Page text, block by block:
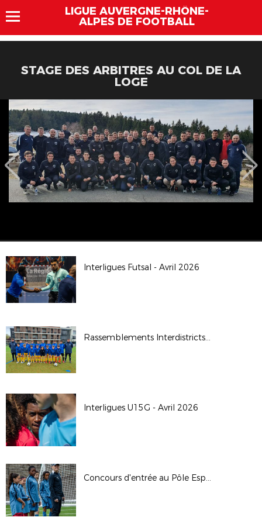
LIGUE AUVERGNE-RHÔNE-
ALPES DE FOOTBALL
STAGE DES ARBITRES AU COL DE LA
LOGE
Interligues Futsal - Avril 2026
Rassemblements Interdistricts U14G - Avr. 2026
Interligues U15G - Avril 2026
Concours d'entrée au Pôle Espoirs - 2026